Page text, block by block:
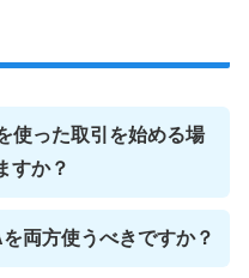
使った取引を始める場
すか？
両方使うべきですか？